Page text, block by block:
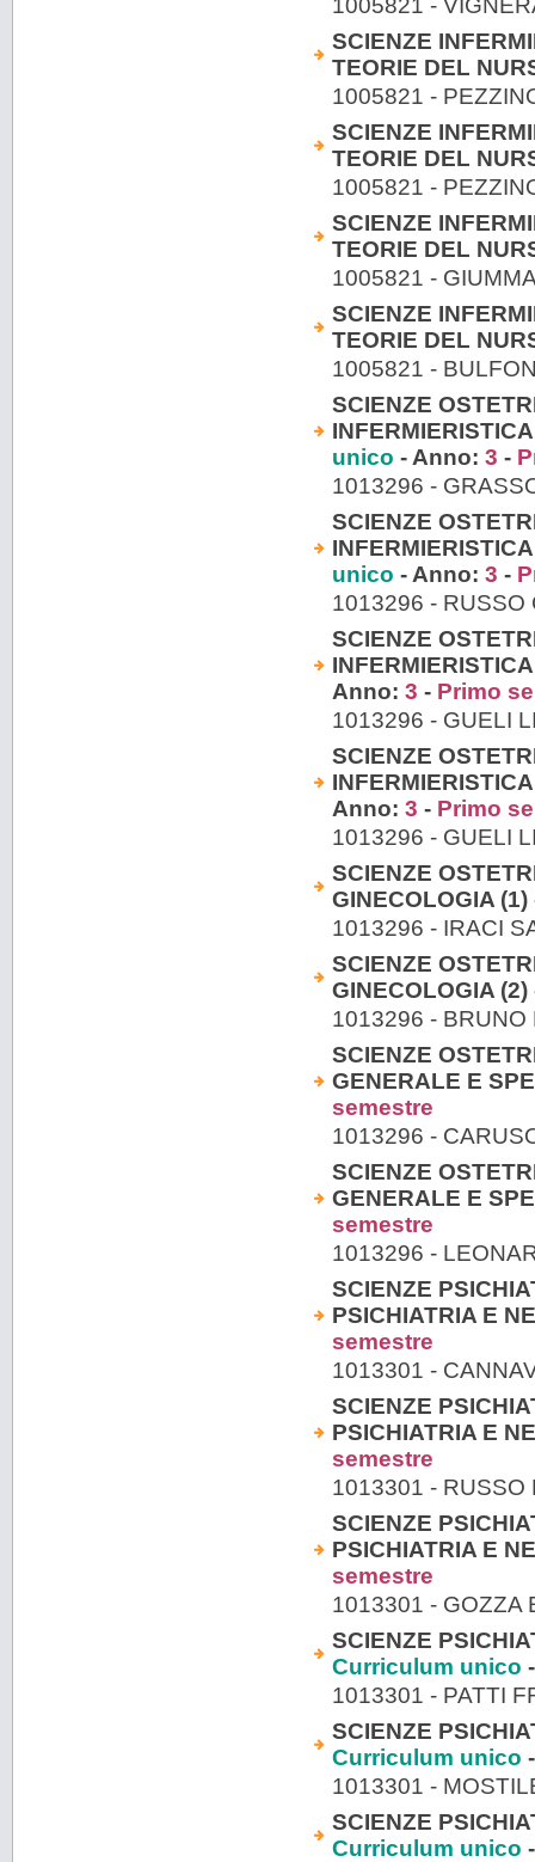
SCIENZE
TEORIE DEL
1005821 -
SCIENZE
TEORIE DEL
1005821 -
SCIENZE
TEORIE DEL
1005821 -
SCIENZE
TEORIE DEL
1005821 -
SCIENZE
unico - Anno: 3 -
1013296 -
SCIENZE
unico - Anno: 3 -
1013296 - RUSSO
SCIENZE
Anno: 3 - Primo
1013296 - GUELI
SCIENZE
Anno: 3 - Primo
1013296 - GUELI
SCIENZE
GINECOLOGIA
1013296 - IRACI
SCIENZE
GINECOLOGIA
1013296 - BRUNO
SCIENZE
GENERALE E
semestre
1013296 -
SCIENZE
GENERALE E
semestre
1013296 -
SCIENZE
PSICHIATRIA E
semestre
1013301 -
SCIENZE
PSICHIATRIA E
semestre
1013301 - RUSSO
SCIENZE
PSICHIATRIA E
semestre
1013301 - GOZZA
SCIENZE
Curriculum unico
1013301 - PATTI
SCIENZE
Curriculum unico
1013301 -
SCIENZE
Curriculum unico